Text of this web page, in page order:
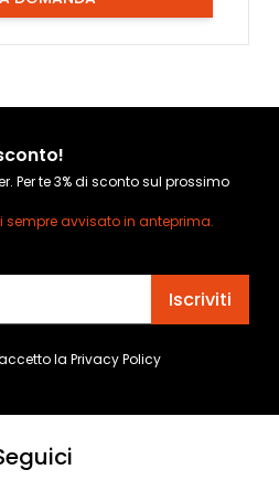
Per te 3% di sconto sul prossimo
sempre avvisato in anteprima.
Iscriviti
la Privacy Policy